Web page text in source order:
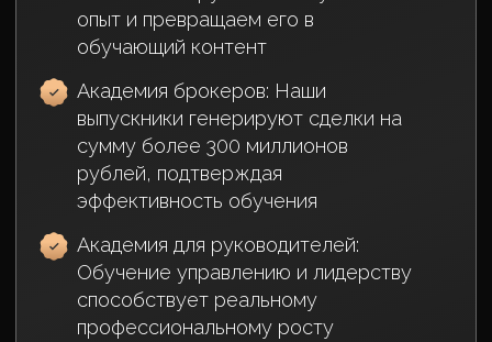
Поощрения за выдающиеся
в Грузию за достижение цели в
миллиард броней
Организует корпоративные выезды
каждые 2 месяца за свой счёт для
отличившихся сотрудников